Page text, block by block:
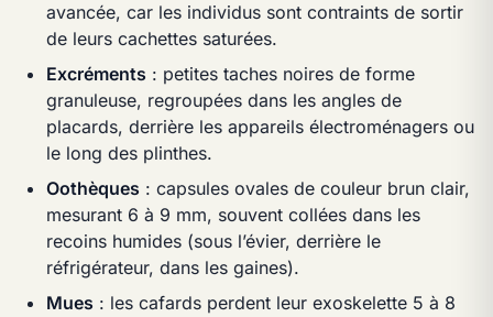
avancée, car les individus sont contraints de sortir
de leurs cachettes saturées.
Excréments : petites taches noires de forme
granuleuse, regroupées dans les angles de
placards, derrière les appareils électroménagers ou
le long des plinthes.
Oothèques : capsules ovales de couleur brun clair,
mesurant 6 à 9 mm, souvent collées dans les
recoins humides (sous l’évier, derrière le
réfrigérateur, dans les gaines).
Mues : les cafards perdent leur exoskelette 5 à 8